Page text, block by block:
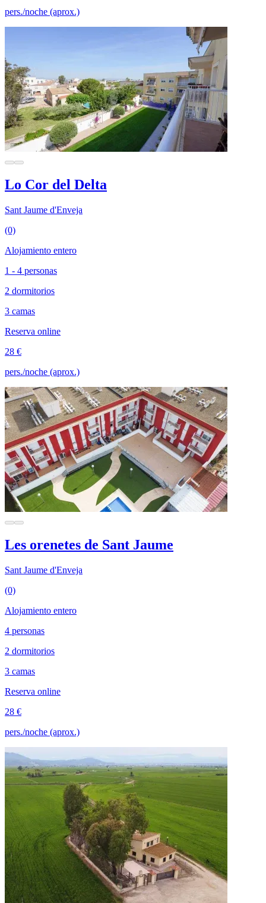
pers./noche (aprox.)
Lo Cor del Delta
Sant Jaume d'Enveja
(0)
Alojamiento entero
1 - 4 personas
2 dormitorios
3 camas
Reserva online
28 €
pers./noche (aprox.)
Les orenetes de Sant Jaume
Sant Jaume d'Enveja
(0)
Alojamiento entero
4 personas
2 dormitorios
3 camas
Reserva online
28 €
pers./noche (aprox.)